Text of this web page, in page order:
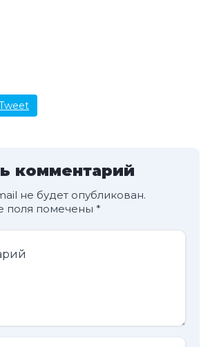
комментарий
не будет опубликован.
поля помечены *